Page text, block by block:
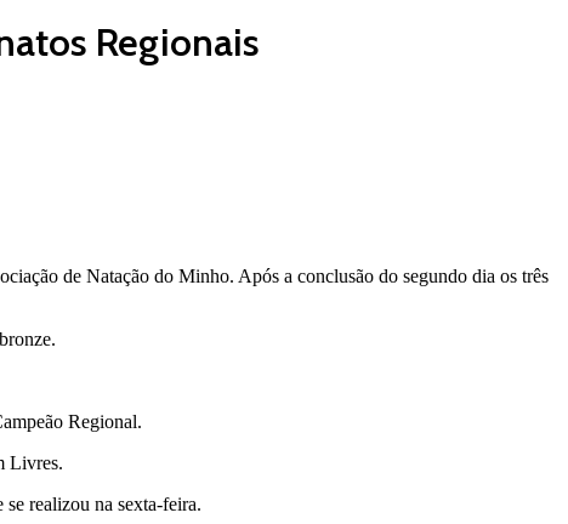
Regionais
de Natação do Minho. Após a conclusão do segundo dia os três
Regional.
Livres.
realizou na sexta-feira.